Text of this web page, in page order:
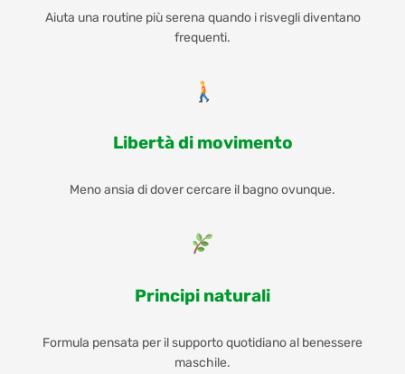
Aiuta una routine più serena quando i risvegli diventano
frequenti.
Libertà di movimento
Meno ansia di dover cercare il bagno ovunque.
Principi naturali
Formula pensata per il supporto quotidiano al benessere
maschile.